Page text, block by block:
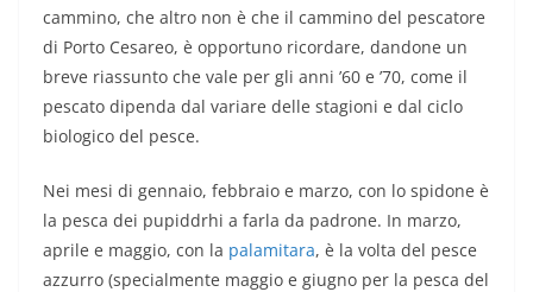
cammino, che altro non è che il cammino del pescatore
di Porto Cesareo, è opportuno ricordare, dandone un
breve riassunto che vale per gli anni ’60 e ’70, come il
pescato dipenda dal variare delle stagioni e dal ciclo
biologico del pesce.
Nei mesi di gennaio, febbraio e marzo, con lo spidone è
la pesca dei pupiddrhi a farla da padrone. In marzo,
aprile e maggio, con la palamitara, è la volta del pesce
azzurro (specialmente maggio e giugno per la pesca del